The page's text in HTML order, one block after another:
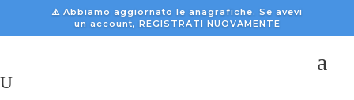
⚠️ Abbiamo aggiornato le anagrafiche. Se avevi
un account, REGISTRATI NUOVAMENTE
a
U